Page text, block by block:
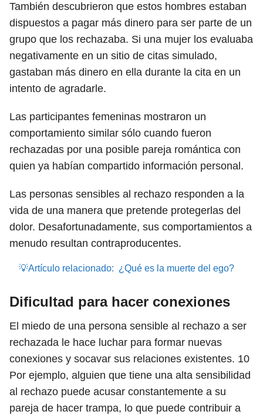
También descubrieron que estos hombres estaban
dispuestos a pagar más dinero para ser parte de un
grupo que los rechazaba. Si una mujer los evaluaba
negativamente en un sitio de citas simulado,
gastaban más dinero en ella durante la cita en un
intento de agradarle.
Las participantes femeninas mostraron un
comportamiento similar sólo cuando fueron
rechazadas por una posible pareja romántica con
quien ya habían compartido información personal.
Las personas sensibles al rechazo responden a la
vida de una manera que pretende protegerlas del
dolor. Desafortunadamente, sus comportamientos a
menudo resultan contraproducentes.
💡Artículo relacionado: ¿Qué es la muerte del ego?
Dificultad para hacer conexiones
El miedo de una persona sensible al rechazo a ser
rechazada le hace luchar para formar nuevas
conexiones y socavar sus relaciones existentes. 10
Por ejemplo, alguien que tiene una alta sensibilidad
al rechazo puede acusar constantemente a su
pareja de hacer trampa, lo que puede contribuir a